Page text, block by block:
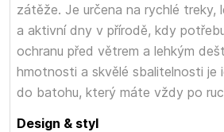
zátěže. Je určena na rychlé treky,
a aktivní dny v přírodě, kdy
ochranu před větrem a lehkým
hmotnosti a skvělé sbalitelnosti je
do batohu, který máte vždy po
Design & styl